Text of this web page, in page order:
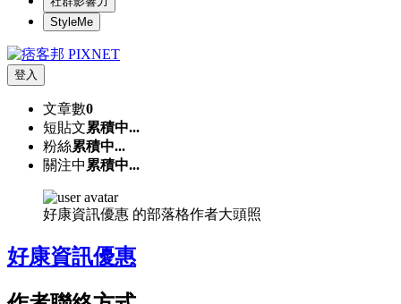
StyleMe
登入
文章數0
短貼文累積中...
粉絲累積中...
關注中 累積中...
好康資訊優惠 的部落格作者大頭照
好康資訊優惠